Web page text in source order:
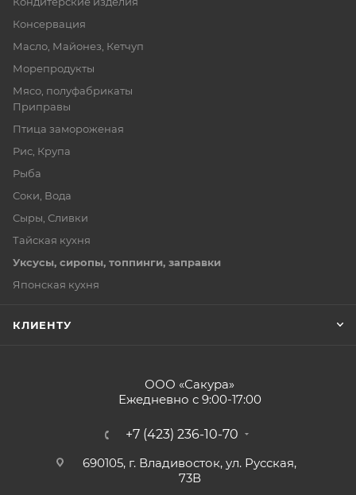
Консервация
Масло, Майонез, Кетчуп
Морепродукты
Мясо, полуфабрикаты
Приправы
Птица замороженая
Рис, Крупа
Рыба
Соки, Вода
Сыры, Сливки
Тайская кухня
Уксусы, сиропы, топпинги, заправки
Японская кухня
КЛИЕНТУ
ООО «Сакура»
Ежедневно с 9:00-17:00
+7 (423) 236-10-70
690105, г. Владивосток, ул. Русская,
73В